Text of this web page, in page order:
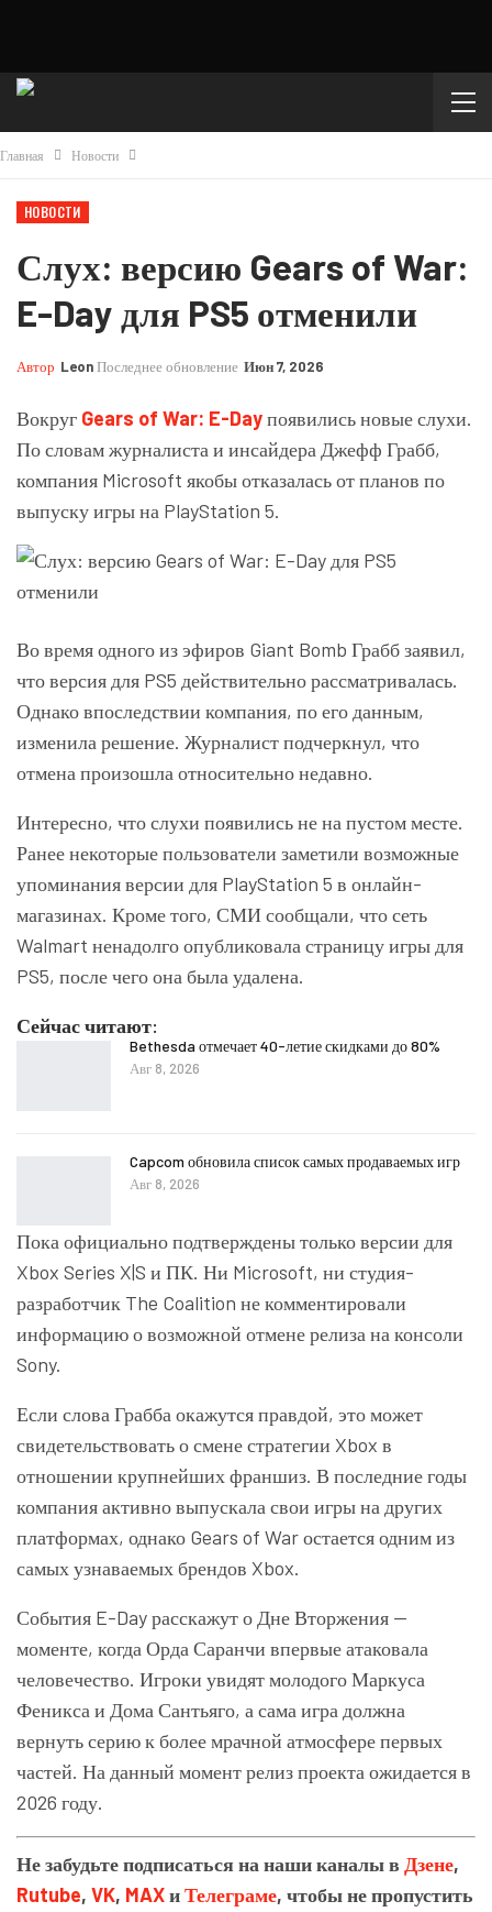
Главная Новости
НОВОСТИ
Слух: версию Gears of War:
E-Day для PS5 отменили
Автор LeonПоследнее обновление Июн 7, 2026
Вокруг Gears of War: E-Dayпоявились новые слухи.
По словам журналиста и инсайдера Джефф Грабб,
компания Microsoft якобы отказалась от планов по
выпуску игры на PlayStation 5.
Во время одного из эфиров Giant Bomb Грабб заявил,
что версия для PS5 действительно рассматривалась.
Однако впоследствии компания, по его данным,
изменила решение. Журналист подчеркнул, что
отмена произошла относительно недавно.
Интересно, что слухи появились не на пустом месте.
Ранее некоторые пользователи заметили возможные
упоминания версии для PlayStation 5 в онлайн-
магазинах. Кроме того, СМИ сообщали, что сеть
Walmart ненадолго опубликовала страницу игры для
PS5, после чего она была удалена.
Сейчас читают:
Bethesda отмечает 40-летие скидками до 80%
Авг 8, 2026
Capcom обновила список самых продаваемых игр
Авг 8, 2026
Пока официально подтверждены только версии для
Xbox Series X|S и ПК. Ни Microsoft, ни студия-
разработчик The Coalition не комментировали
информацию о возможной отмене релиза на консоли
Sony.
Если слова Грабба окажутся правдой, это может
свидетельствовать о смене стратегии Xbox в
отношении крупнейших франшиз. В последние годы
компания активно выпускала свои игры на других
платформах, однако Gears of War остается одним из
самых узнаваемых брендов Xbox.
События E-Day расскажут о Дне Вторжения —
моменте, когда Орда Саранчи впервые атаковала
человечество. Игроки увидят молодого Маркуса
Феникса и Дома Сантьяго, а сама игра должна
вернуть серию к более мрачной атмосфере первых
частей. На данный момент релиз проекта ожидается в
2026 году.
Не забудьте подписаться на наши каналы в Дзене,
Rutube, VK, MAXиТелеграме, чтобы не пропустить